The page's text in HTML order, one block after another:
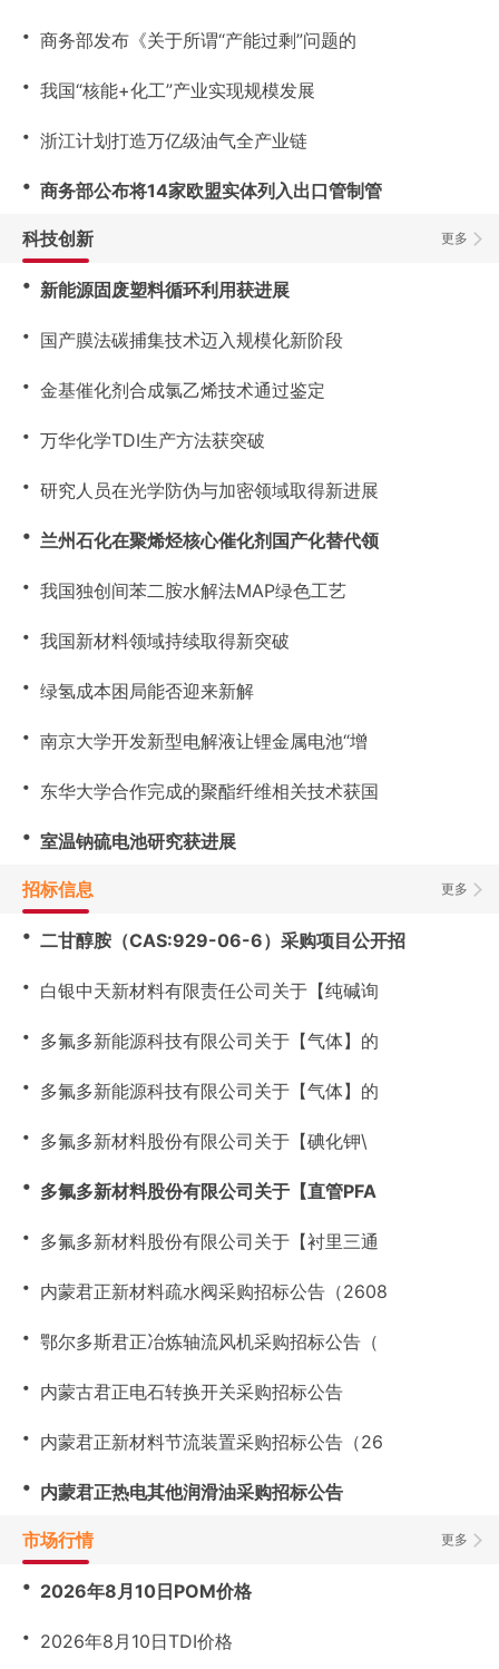
・ 商务部发布《关于所谓“产能过剩”问题的
・ 我国“核能+化工”产业实现规模发展
・ 浙江计划打造万亿级油气全产业链
・ 商务部公布将14家欧盟实体列入出口管制管
更多
科技创新
・ 新能源固废塑料循环利用获进展
・ 国产膜法碳捕集技术迈入规模化新阶段
・ 金基催化剂合成氯乙烯技术通过鉴定
・ 万华化学TDI生产方法获突破
・ 研究人员在光学防伪与加密领域取得新进展
・ 兰州石化在聚烯烃核心催化剂国产化替代领
・ 我国独创间苯二胺水解法MAP绿色工艺
・ 我国新材料领域持续取得新突破
・ 绿氢成本困局能否迎来新解
・ 南京大学开发新型电解液让锂金属电池“增
・ 东华大学合作完成的聚酯纤维相关技术获国
・ 室温钠硫电池研究获进展
更多
招标信息
・ 二甘醇胺（CAS:929-06-6）采购项目公开招
・ 白银中天新材料有限责任公司关于【纯碱询
・ 多氟多新能源科技有限公司关于【气体】的
・ 多氟多新能源科技有限公司关于【气体】的
・ 多氟多新材料股份有限公司关于【碘化钾\
・ 多氟多新材料股份有限公司关于【直管PFA
・ 多氟多新材料股份有限公司关于【衬里三通
・ 内蒙君正新材料疏水阀采购招标公告（2608
・ 鄂尔多斯君正冶炼轴流风机采购招标公告（
・ 内蒙古君正电石转换开关采购招标公告
・ 内蒙君正新材料节流装置采购招标公告（26
・ 内蒙君正热电其他润滑油采购招标公告
更多
市场行情
・ 2026年8月10日POM价格
・ 2026年8月10日TDI价格